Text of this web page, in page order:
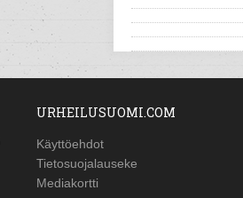
URHEILUSUOMI.COM
Käyttöehdot
Tietosuojalauseke
Mediakortti